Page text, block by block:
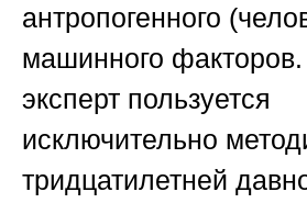
антропогенного
машинного
эксперт пользуется
исключительно
тридцатилетней